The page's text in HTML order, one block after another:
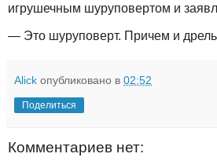
игрушечным шуруповертом и
— Это шуруповерт. Причем и
Alick опубликовано в 02:52
Поделиться
Комментариев нет: